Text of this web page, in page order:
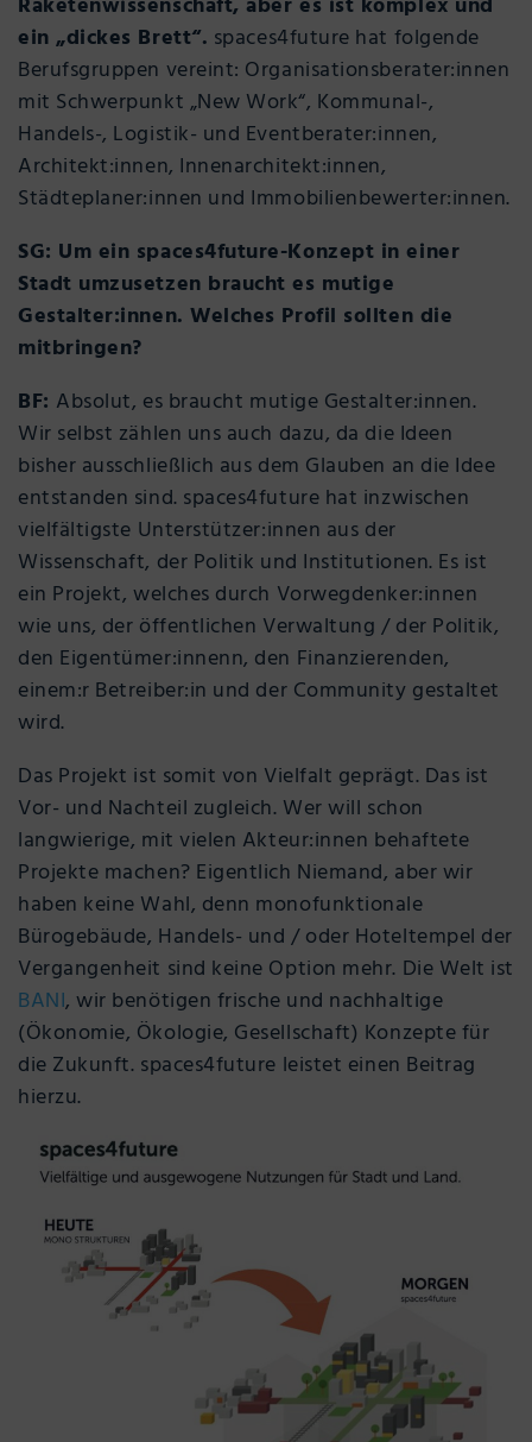
ein „dickes Brett“. spaces4future hat folgende
Berufsgruppen vereint: Organisationsberater:innen
mit Schwerpunkt „New Work“, Kommunal-,
Handels-, Logistik- und Eventberater:innen,
Architekt:innen, Innenarchitekt:innen,
Städteplaner:innen und Immobilienbewerter:innen.
SG: Um ein spaces4future-Konzept in einer
Stadt umzusetzen braucht es mutige
Gestalter:innen. Welches Profil sollten die
mitbringen?
BF: Absolut, es braucht mutige Gestalter:innen.
Wir selbst zählen uns auch dazu, da die Ideen
bisher ausschließlich aus dem Glauben an die Idee
entstanden sind. spaces4future hat inzwischen
vielfältigste Unterstützer:innen aus der
Wissenschaft, der Politik und Institutionen. Es ist
ein Projekt, welches durch Vorwegdenker:innen
wie uns, der öffentlichen Verwaltung / der Politik,
den Eigentümer:innenn, den Finanzierenden,
einem:r Betreiber:in und der Community gestaltet
wird.
Das Projekt ist somit von Vielfalt geprägt. Das ist
Vor- und Nachteil zugleich. Wer will schon
langwierige, mit vielen Akteur:innen behaftete
Projekte machen? Eigentlich Niemand, aber wir
haben keine Wahl, denn monofunktionale
Bürogebäude, Handels- und / oder Hoteltempel der
Vergangenheit sind keine Option mehr. Die Welt ist
BANI, wir benötigen frische und nachhaltige
(Ökonomie, Ökologie, Gesellschaft) Konzepte für
die Zukunft. spaces4future leistet einen Beitrag
hierzu.